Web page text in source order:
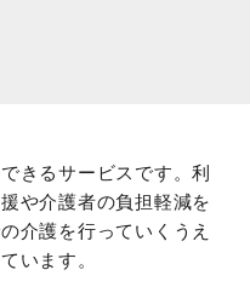
きるサービスです。利
や介護者の負担軽減を
介護を行っていくうえ
います。